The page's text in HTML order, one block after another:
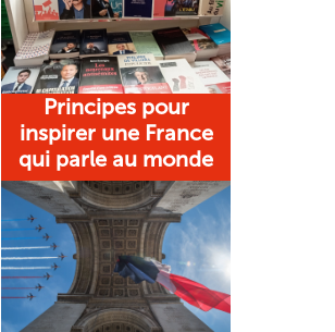
Principes pour
inspirer une France
qui parle au monde